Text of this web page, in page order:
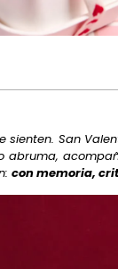
sienten. San
abruma,
con memoria,